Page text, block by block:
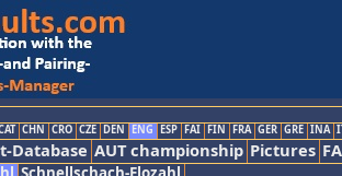
CHN CRO CZE DEN ENG ESP FAI FIN FRA GER GRE INA
Database AUT championship Pictures